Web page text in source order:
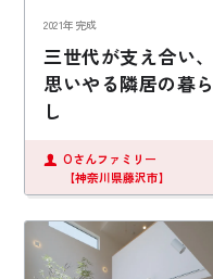
2021年完成
三世代が支え合い、
思いやる隣居の暮ら
し
Oさんファミリー
【神奈川県藤沢市】